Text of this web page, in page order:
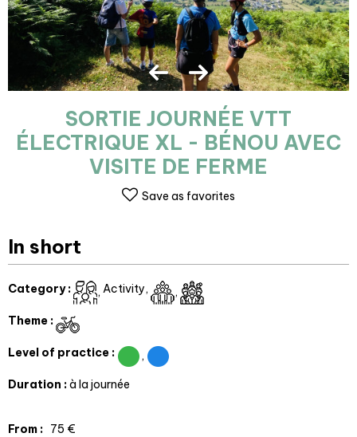
SORTIE JOURNÉE VTT
ÉLECTRIQUE XL - BÉNOU AVEC
VISITE DE FERME
Save as favorites
In short
Category: Activity
Theme :
Level of practice :
Duration :à la journée
From : 75 €